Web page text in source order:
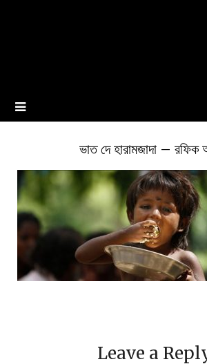
ভাত দে হারামজাদা – রফিক
Leave a